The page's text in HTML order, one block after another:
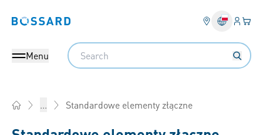
Bossard homepage Login
Menu
Search
... Standardowe elementy złączne